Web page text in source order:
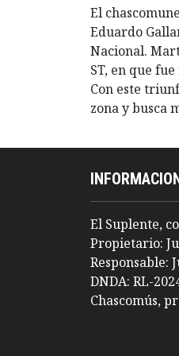
El
Eduardo
Nacional.
ST, en que
Con este
zona y busca
El Suplente,
Propietario:
Responsable:
DNDA: RL-
Chascomús,